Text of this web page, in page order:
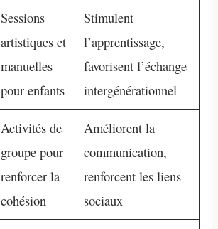
Sessions
artistiques et
manuelles
pour enfants
Stimulent
l’apprentissage,
favorisent l’échange
intergénérationnel
Activités de
groupe pour
renforcer la
cohésion
Améliorent la
communication,
renforcent les liens
sociaux